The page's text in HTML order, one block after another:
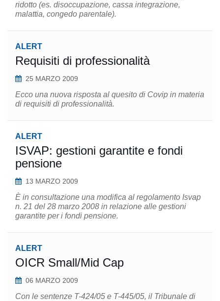
ridotto (es. disoccupazione, cassa integrazione,
malattia, congedo parentale).
ALERT
Requisiti di professionalità
25 MARZO 2009
Ecco una nuova risposta al quesito di Covip in materia
di requisiti di professionalità.
ALERT
ISVAP: gestioni garantite e fondi
pensione
13 MARZO 2009
È in consultazione una modifica al regolamento Isvap
n. 21 del 28 marzo 2008 in relazione alle gestioni
garantite per i fondi pensione.
ALERT
OICR Small/Mid Cap
06 MARZO 2009
Con le sentenze T-424/05 e T-445/05, il Tribunale di